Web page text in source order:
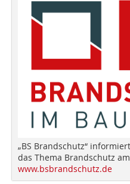
„BS Brandschutz“
das Thema Brandschutz
www.bsbrandschutz.de